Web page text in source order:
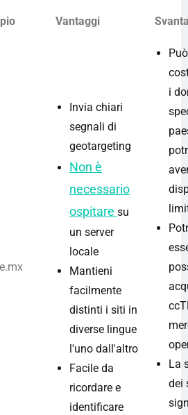
Vantaggi
Invia chiari
segnali di
geotargeting
Non è
necessario
ospitare su
un server
locale
Mantieni
facilmente
distinti i siti in
diverse lingue
l'uno dall'altro
Facile da
ricordare e
identificare
i
La
dei